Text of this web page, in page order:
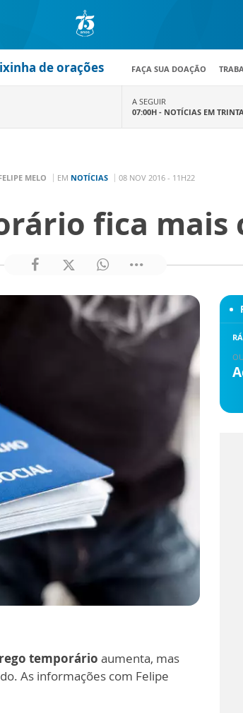
de orações FAÇA SUA DOAÇÃO
A SEGUIR
07:00H - NOTÍCIAS EM
MELO EM NOTÍCIAS 08 NOV 2016 - 11H22
fica mais
temporário aumenta, mas
As informações com Felipe